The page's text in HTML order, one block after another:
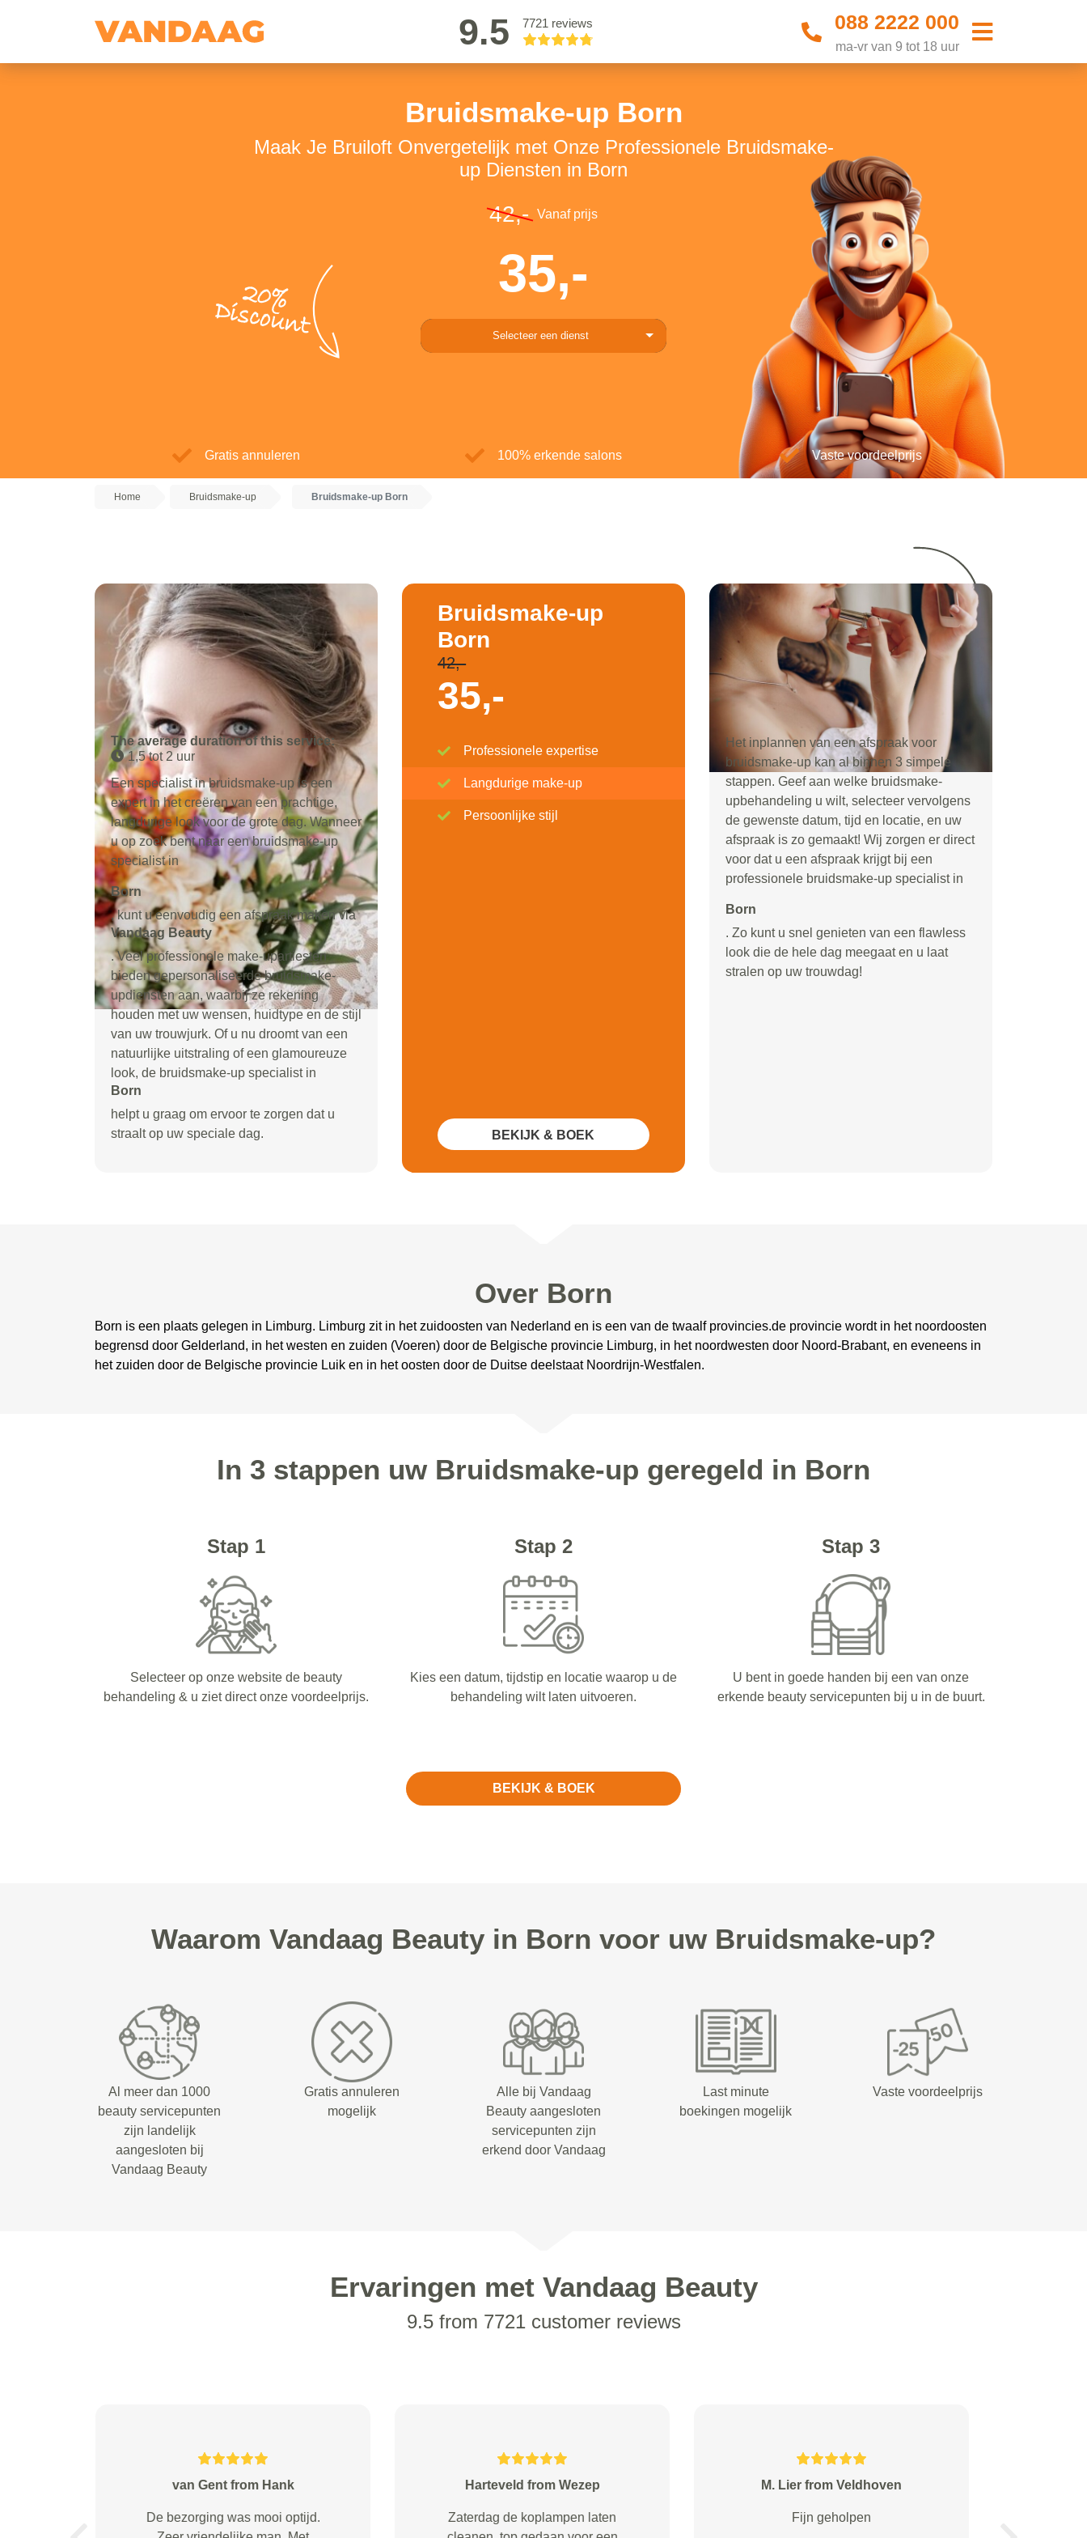
9.5 7721 reviews 088 2222 000
ma-vr van 9 tot 18 uur
Bruidsmake-up Born
Maak Je Bruiloft Onvergetelijk met Onze Professionele Bruidsmake-
up Diensten in Born
20%
Discount
42,- Vanaf prijs
35,-
Selecteer een dienst
Gratis annuleren 100% erkende salons Vaste voordeelprijs
Home Bruidsmake-up Bruidsmake-up Born
The average duration of this service:
1,5 tot 2 uur
Een specialist in bruidsmake-up is een
expert in het creëren van een prachtige,
langdurige look voor de grote dag. Wanneer
u op zoek bent naar een bruidsmake-up
specialist in
Born
, kunt u eenvoudig een afspraak maken via
Vandaag Beauty
. Veel professionele make-upartiesten
bieden gepersonaliseerde bruidsmake-
updiensten aan, waarbij ze rekening
houden met uw wensen, huidtype en de stijl
van uw trouwjurk. Of u nu droomt van een
natuurlijke uitstraling of een glamoureuze
look, de bruidsmake-up specialist in
Born
helpt u graag om ervoor te zorgen dat u
straalt op uw speciale dag.
Bruidsmake-up
Born
42,-
35,-
Professionele expertise
Langdurige make-up
Persoonlijke stijl
BEKIJK & BOEK
Het inplannen van een afspraak voor
bruidsmake-up kan al binnen 3 simpele
stappen. Geef aan welke bruidsmake-
upbehandeling u wilt, selecteer vervolgens
de gewenste datum, tijd en locatie, en uw
afspraak is zo gemaakt! Wij zorgen er direct
voor dat u een afspraak krijgt bij een
professionele bruidsmake-up specialist in
Born
. Zo kunt u snel genieten van een flawless
look die de hele dag meegaat en u laat
stralen op uw trouwdag!
Over Born
Born is een plaats gelegen in Limburg. Limburg zit in het zuidoosten van Nederland en is een van de twaalf provincies.de provincie wordt in het noordoosten
begrensd door Gelderland, in het westen en zuiden (Voeren) door de Belgische provincie Limburg, in het noordwesten door Noord-Brabant, en eveneens in
het zuiden door de Belgische provincie Luik en in het oosten door de Duitse deelstaat Noordrijn-Westfalen.
In 3 stappen uw Bruidsmake-up geregeld in Born
Stap 1
Selecteer op onze website de beauty
behandeling & u ziet direct onze voordeelprijs.
Stap 2
Kies een datum, tijdstip en locatie waarop u de
behandeling wilt laten uitvoeren.
Stap 3
U bent in goede handen bij een van onze
erkende beauty servicepunten bij u in de buurt.
BEKIJK & BOEK
Waarom Vandaag Beauty in Born voor uw Bruidsmake-up?
Al meer dan 1000
beauty servicepunten
zijn landelijk
aangesloten bij
Vandaag Beauty
Gratis annuleren
mogelijk
Alle bij Vandaag
Beauty aangesloten
servicepunten zijn
erkend door Vandaag
Last minute
boekingen mogelijk
Vaste voordeelprijs
Ervaringen met Vandaag Beauty
9.5 from 7721 customer reviews
M. Lier from Veldhoven
Fijn geholpen
Tettero from 's-Gravenhage
Helemaal prima! . Hele fijne
L. Coulier from Lieren
Vanaf moment dat ik de afspraak